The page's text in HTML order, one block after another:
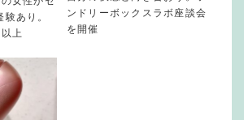
あり。
上
ンドリーボックスラボ座談会
を開催